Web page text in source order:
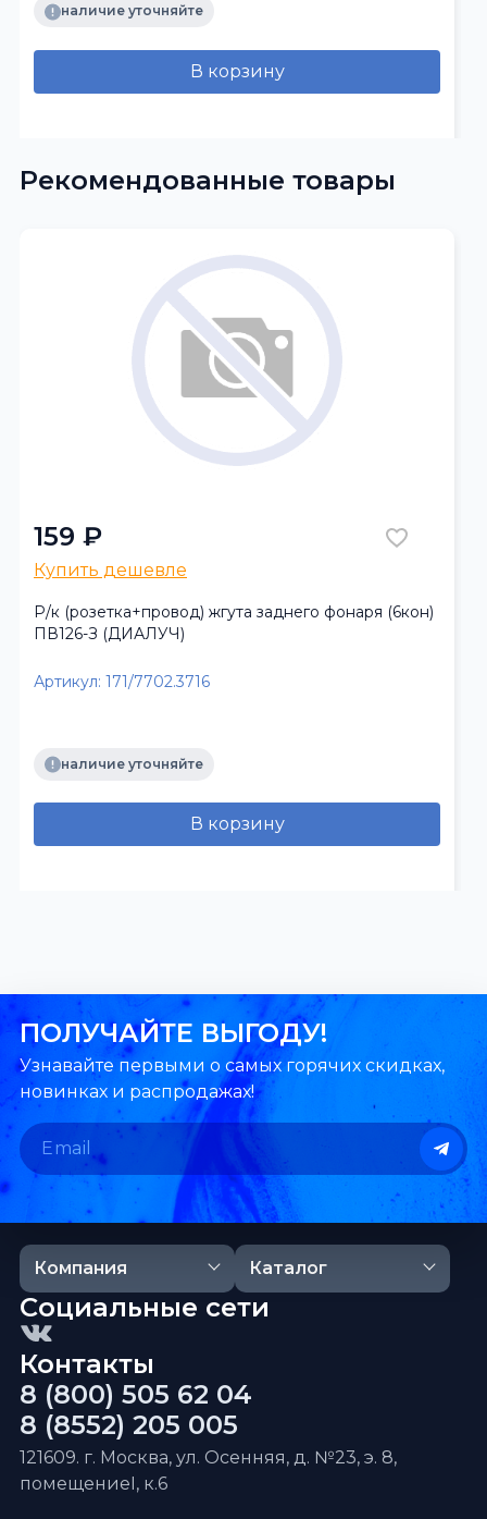
наличие уточняйте
В корзину
Рекомендованные товары
159 ₽
Купить дешевле
Р/к (розетка+провод) жгута заднего фонаря (6кон)
ПВ126-З (ДИАЛУЧ)
Артикул: 171/7702.3716
наличие уточняйте
В корзину
ПОЛУЧАЙТЕ ВЫГОДУ!
Узнавайте первыми о самых горячих скидках,
новинках и распродажах!
Компания Каталог
Контакты
8 (800) 505 62 04
8 (8552) 205 005
121609. г. Москва, ул. Осенняя, д. №23, э. 8,
помещениеI, к.6
Социальные сети